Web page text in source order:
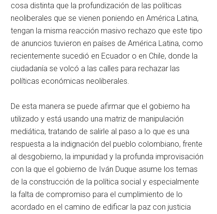
cosa distinta que la profundización de las políticas
neoliberales que se vienen poniendo en América Latina,
tengan la misma reacción masivo rechazo que este tipo
de anuncios tuvieron en países de América Latina, como
recientemente sucedió en Ecuador o en Chile, donde la
ciudadanía se volcó a las calles para rechazar las
políticas económicas neoliberales.
De esta manera se puede afirmar que el gobierno ha
utilizado y está usando una matriz de manipulación
mediática, tratando de salirle al paso a lo que es una
respuesta a la indignación del pueblo colombiano, frente
al desgobierno, la impunidad y la profunda improvisación
con la que el gobierno de Iván Duque asume los temas
de la construcción de la política social y especialmente
la falta de compromiso para el cumplimiento de lo
acordado en el camino de edificar la paz con justicia